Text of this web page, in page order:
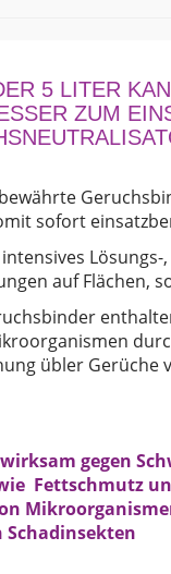
5 LITER
ZUM
sofort
auf Flächen,
übler
gegen
Fettschmutz
Schadinsekten